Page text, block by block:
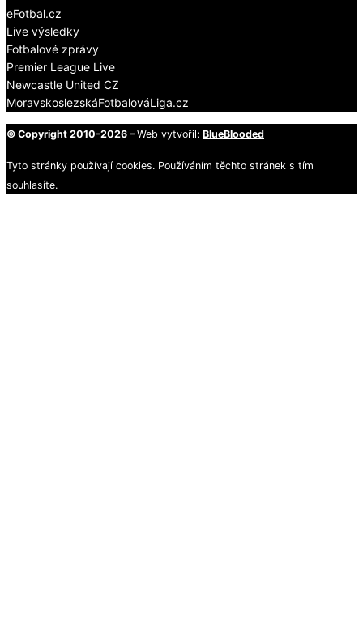
eFotbal.cz
Live výsledky
Fotbalové zprávy
Premier League Live
Newcastle United CZ
MoravskoslezskáFotbalováLiga.cz
© Copyright 2010-2026 – Web vytvořil: BlueBlooded
Tyto stránky používají cookies. Používáním těchto stránek s tím
souhlasíte.